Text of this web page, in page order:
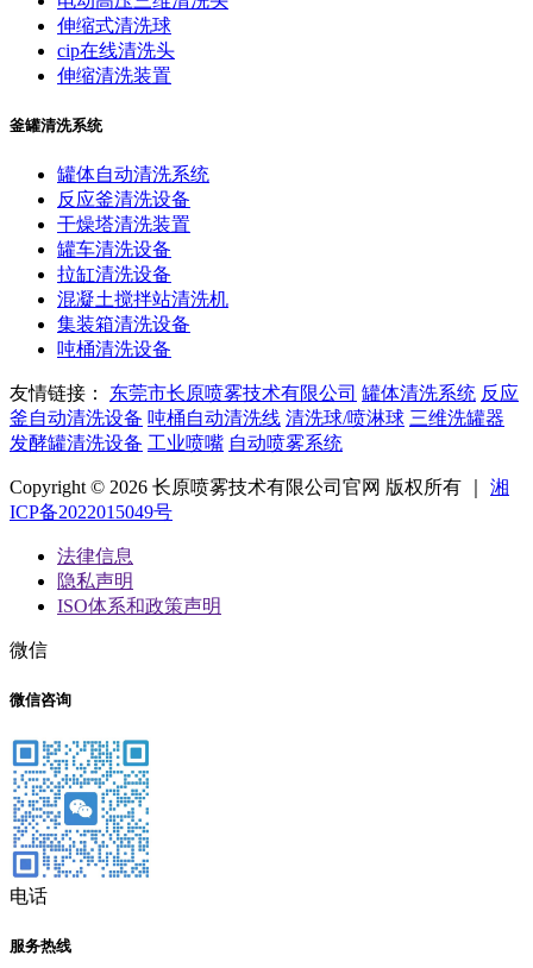
伸缩式清洗球
cip在线清洗头
伸缩清洗装置
釜罐清洗系统
罐体自动清洗系统
反应釜清洗设备
干燥塔清洗装置
罐车清洗设备
拉缸清洗设备
混凝土搅拌站清洗机
集装箱清洗设备
吨桶清洗设备
友情链接： 东莞市长原喷雾技术有限公司 罐体清洗系统 反应
釜自动清洗设备 吨桶自动清洗线 清洗球/喷淋球 三维洗罐器
发酵罐清洗设备 工业喷嘴 自动喷雾系统
Copyright © 2026 长原喷雾技术有限公司官网 版权所有 ｜ 湘
ICP备2022015049号
法律信息
隐私声明
ISO体系和政策声明
微信
微信咨询
电话
服务热线